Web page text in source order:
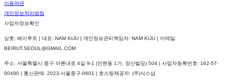
이용약관
개인정보처리방침
사업자정보확인
상호: 베이루트 | 대표: NAM KIJU | 개인정보관리책임자: NAM KIJU | 이메일:
BEIRUT.SEOUL@GMAIL.COM
주소: 서울특별시 중구 마른내로 4길 9-1 (인현동 1가, 정산빌딩) 504 | 사업자등록번호: 162-57-
00490 | 통신판매: 2023-서울중구-0601 | 호스팅제공자: (주)식스샵